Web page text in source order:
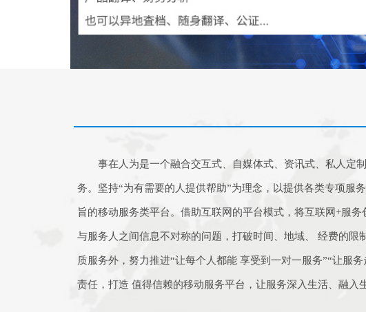
事在人为是一个融合交互式、自媒体式、资讯式、私人定
务。坚持“为有需要的人提供帮助”为理念，以提供各类专项服
旨的移动服务类平台。借助互联网的平台模式，将互联网+服
与服务人之间信息不对称的问题，打破时间、地域、 经费的
质服务外，努力推进“让每个人都能 享受到一对一服务”“让服
责任，打造 值得信赖的移动服务平台，让服务深入生活、融入